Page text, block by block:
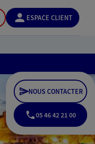
ESPACE CLIENT
NOUS CONTACTER
05 46 42 21 00